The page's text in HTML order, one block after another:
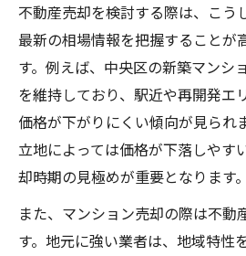
不動産売却を検討する際は、こう
最新の相場情報を把握することが
す。例えば、中央区の新築マンシ
を維持しており、駅近や再開発エ
価格が下がりにくい傾向が見られ
立地によっては価格が下落しやす
却時期の見極めが重要となります。
また、マンション売却の際は不動
す。地元に強い業者は、地域特性